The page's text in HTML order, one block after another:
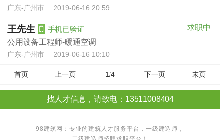
广东-广州市 2019-06-16 20:59
王先生 手机已验证
求职中
公用设备工程师-暖通空调
广东-广州市 2019-06-16 10:10
首页 上一页 1/4 下一页 末页
找人才信息，请致电：13511008404
98建筑网：专业的建筑人才服务平台， 一级建造师 ，
二级建造师招聘求职平台！